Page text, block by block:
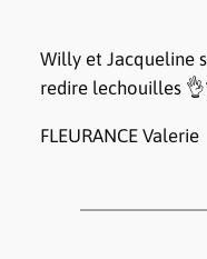
Willy et Jacqueline
redire lechouilles
FLEURANCE Valerie